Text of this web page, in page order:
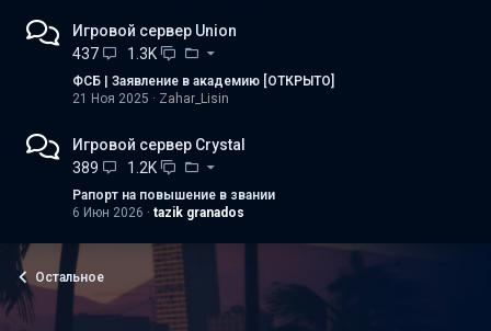
Игровой сервер Union
437
1.3K
ФСБ | Заявление в академию [ОТКРЫТО]
21 Ноя 2025
Zahar_Lisin
Игровой сервер Crystal
389
1.2K
Рапорт на повышение в звании
6 Июн 2026
tazik granados
Остальное